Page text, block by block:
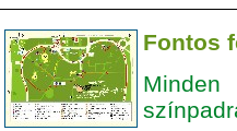
Fontos
Minden